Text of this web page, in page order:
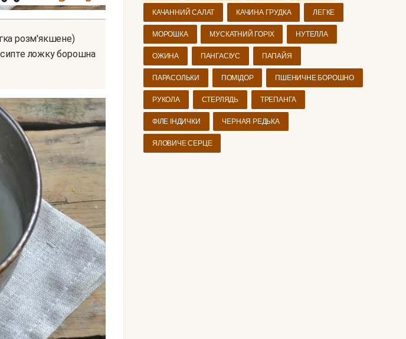
ложку борошна
КАЧАННИЙ САЛАТ КАЧИНА ГРУДКА ЛЕГКЕ
МОРОШКА МУСКАТНИЙ ГОРІХ НУТЕЛЛА
ОЖИНА ПАНГАСІУС ПАПАЙЯ
ПАРАСОЛЬКИ ПОМІДОР ПШЕНИЧНЕ БОРОШНО
РУКОЛА СТЕРЛЯДЬ ТРЕПАНГА
ФІЛЕ ІНДИЧКИ ЧЕРНАЯ РЕДЬКА
ЯЛОВИЧЕ СЕРЦЕ